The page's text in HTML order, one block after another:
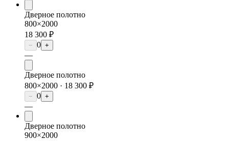
Дверное полотно
800×2000
18 300 ₽
− 0 +
—
Дверное полотно
800×2000 · 18 300 ₽
− 0 +
—
Дверное полотно
900×2000